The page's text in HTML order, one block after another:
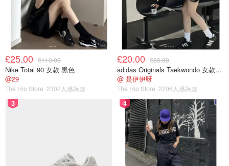
£25.00 £110.00
Nike Total 90 女款 黑色
@29
The Hip Store 2302人感兴趣
£20.00 £80.00
adidas Originals Taekwondo 女款黑色运动鞋
@ 是伊伊呀
The Hip Store 2206人感兴趣
3 4